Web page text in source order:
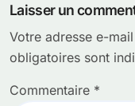
Laisser un
Votre adresse e-
obligatoires sont
Commentaire *